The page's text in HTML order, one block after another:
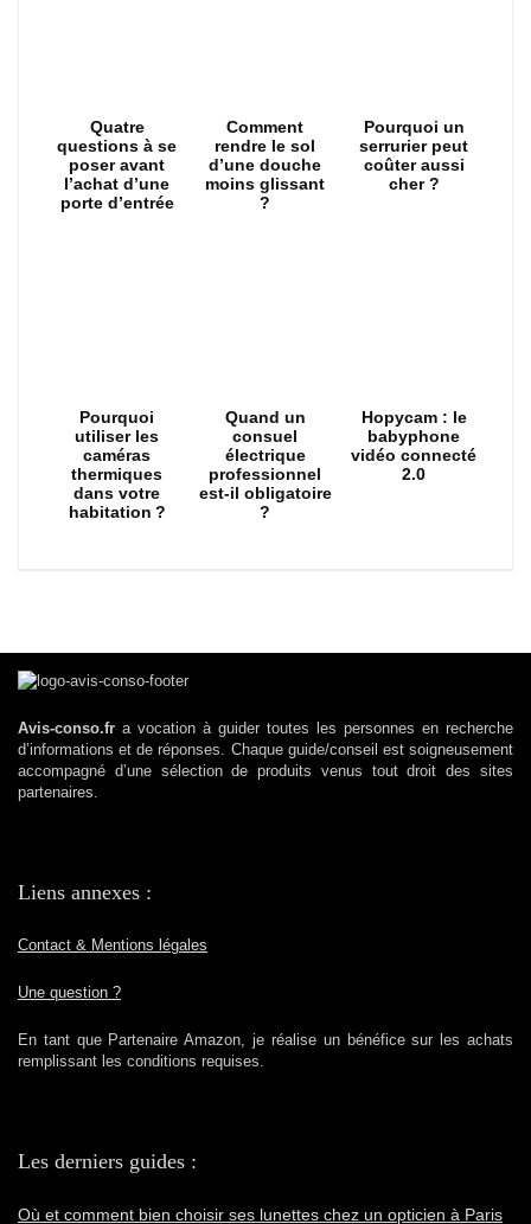
Quatre
questions à se
poser avant
l’achat d’une
porte d’entrée
Comment
rendre le sol
d’une douche
moins glissant
?
Pourquoi un
serrurier peut
coûter aussi
cher ?
Pourquoi
utiliser les
caméras
thermiques
dans votre
habitation ?
Quand un
consuel
électrique
professionnel
est-il obligatoire
?
Hopycam : le
babyphone
vidéo connecté
2.0
Avis-conso.fr a vocation à guider toutes les personnes en recherche
d’informations et de réponses. Chaque guide/conseil est soigneusement
accompagné d’une sélection de produits venus tout droit des sites
partenaires.
Liens annexes :
Contact & Mentions légales
Une question ?
En tant que Partenaire Amazon, je réalise un bénéfice sur les achats
remplissant les conditions requises.
Les derniers guides :
Où et comment bien choisir ses lunettes chez un opticien à Paris